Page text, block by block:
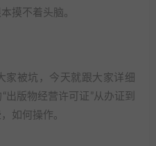
摸不着头脑。​
家被坑，今天就跟大家详细
版物经营许可证”从办证到
如何操作。​